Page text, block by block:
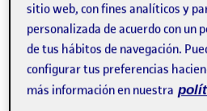
Semestre 20251 - Aula 3 10
10
sitio web, con fines analíticos y
personalizada de acuerdo con un
de tus hábitos de navegación.
configurar tus preferencias
más información en nuestra